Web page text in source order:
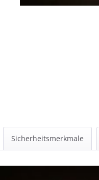
Sicherheitsmerkmale